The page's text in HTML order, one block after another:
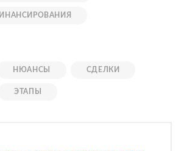
НЮАНСЫ СДЕЛКИ
ЭТАПЫ